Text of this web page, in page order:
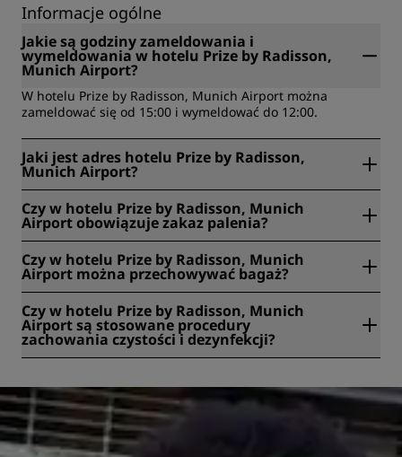
Informacje ogólne
Jakie są godziny zameldowania i
wymeldowania w hotelu Prize by Radisson,
Munich Airport?
W hotelu Prize by Radisson, Munich Airport można
zameldować się od 15:00 i wymeldować do 12:00.
Jaki jest adres hotelu Prize by Radisson,
Munich Airport?
Lilienthalstrasse 13, Hallbergmoos, Niemcy.
Czy w hotelu Prize by Radisson, Munich
Airport obowiązuje zakaz palenia?
zakaz palenia.
Czy w hotelu Prize by Radisson, Munich
Airport można przechowywać bagaż?
przechowalnię bagażu.
Czy w hotelu Prize by Radisson, Munich
Airport są stosowane procedury
zachowania czystości i dezynfekcji?
zapewnienia zdrowia, bezpieczeństwa i ochrony gości.
Więcej informacji jest dostępne tutaj:
https://www.radissonhotels.com/en-us/social-
responsibility/health-safety